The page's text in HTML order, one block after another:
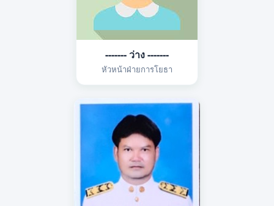
------- ว่าง -------
หัวหน้าฝ่ายการโยธา